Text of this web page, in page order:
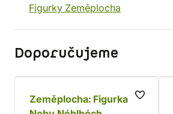
Figurky Zeměplocha
Doporučujeme
Zeměplocha: Figurka